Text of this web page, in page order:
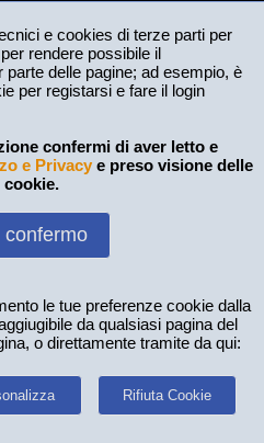
e cookies di terze parti per
rendere possibile il
delle pagine; ad esempio, è
per registarsi e fare il login
confermi di aver letto e
e Privacy e preso visione delle
cookie.
confermo
le tue preferenze cookie dalla
da qualsiasi pagina del
o direttamente tramite da qui:
Rifiuta Cookie